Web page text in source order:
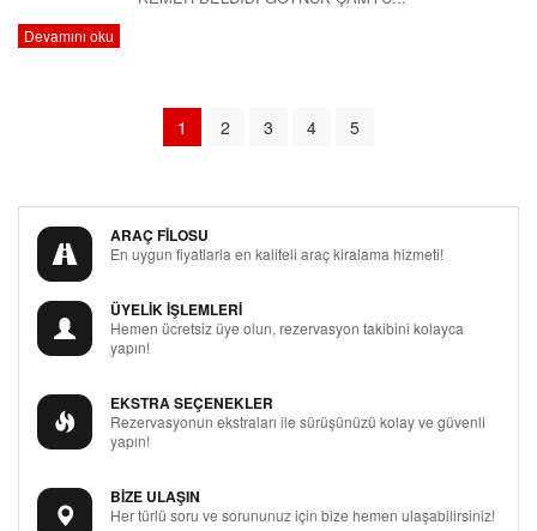
Devamını oku
1 2 3 4 5
ARAÇ FİLOSU
En uygun fiyatlarla en kaliteli araç kiralama hizmeti!
ÜYELİK İŞLEMLERİ
Hemen ücretsiz üye olun, rezervasyon takibini kolayca
yapın!
EKSTRA SEÇENEKLER
Rezervasyonun ekstraları ile sürüşünüzü kolay ve güvenli
yapın!
BİZE ULAŞIN
Her türlü soru ve sorununuz için bize hemen ulaşabilirsiniz!